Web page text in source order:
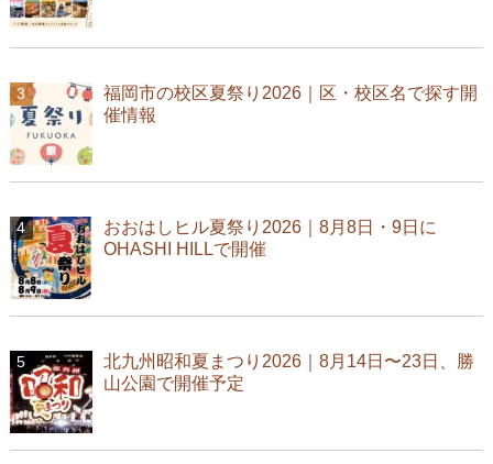
福岡市の校区夏祭り2026｜区・校区名で探す開
催情報
おおはしヒル夏祭り2026｜8月8日・9日に
OHASHI HILLで開催
北九州昭和夏まつり2026｜8月14日〜23日、勝
山公園で開催予定